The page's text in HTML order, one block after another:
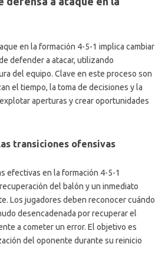
en la formación 4-5-1 implica cambiar
defender a atacar, utilizando
del equipo. Clave en este proceso son
el tiempo, la toma de decisiones y la
aperturas y crear oportunidades
transiciones ofensivas
efectivas en la formación 4-5-1
del balón y un inmediato
Los jugadores deben reconocer cuándo
desencadenada por recuperar el
a cometer un error. El objetivo es
del oponente durante su reinicio